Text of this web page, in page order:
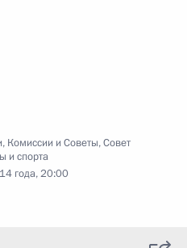
, Комиссии и Советы,Совет
и спорта
года, 20:00